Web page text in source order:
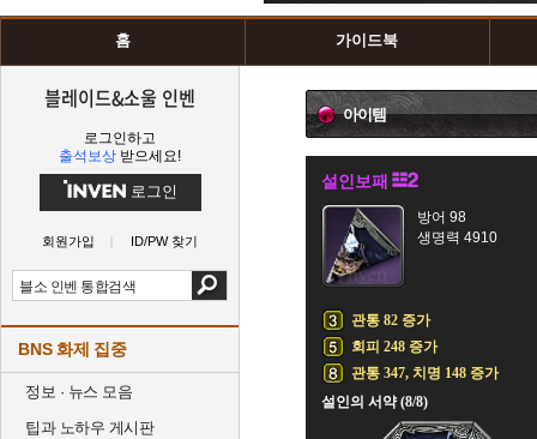
홈 가이드북
블레이드&소울 인벤
로그인하고
출석보상 받으세요!
로그인
회원가입 ID/PW 찾기
BNS 화제 집중
정보 · 뉴스 모음
팁과 노하우 게시판
아이템
설인보패
방어 98
생명력 4910
관통 82 증가
회피 248 증가
관통 347, 치명 148 증가
설인의 서약 (8/8)